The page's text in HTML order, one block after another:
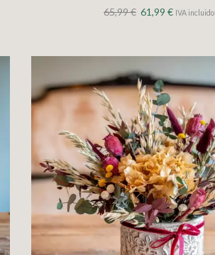
65,99€ El
era:
65,99 €.
61,99 €El
es:
IVA incluido